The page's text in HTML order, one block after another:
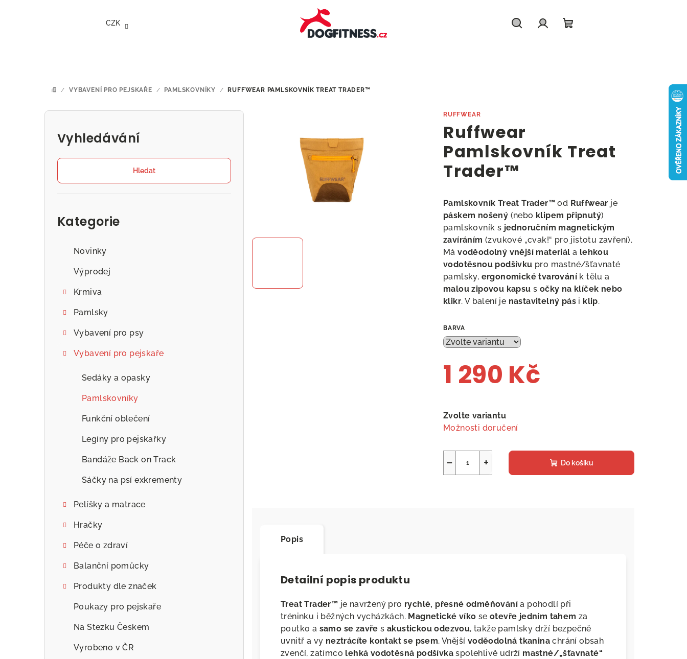
CZK
DOMŮ
/ VYBAVENÍ PRO PEJSKAŘE / PAMLSKOVNÍKY / RUFFWEAR PAMLSKOVNÍK TREAT TRADER™
P
Vyhledávání
Hledat
Kategorie
Novinky
Výprodej
Krmiva
Pamlsky
Vybavení pro psy
Vybavení pro pejskaře
Sedáky a opasky
Pamlskovníky
Funkční oblečení
Legíny pro pejskařky
Bandáže Back on Track
Sáčky na psí exkrementy
Pelíšky a matrace
Hračky
Péče o zdraví
Balanční pomůcky
Produkty dle značek
Poukazy pro pejskaře
Na Stezku Českem
Vyrobeno v ČR
RUFFWEAR
Ruffwear
Pamlskovník Treat
Trader™
Pamlskovník Treat Trader™ od Ruffwear je
páskem nošený (nebo klipem připnutý)
pamlskovník s jednoručním magnetickým
zavíráním (zvukové „cvak!“ pro jistotu zavření).
Mávoděodolný vnější materiál a lehkou
vodotěsnou podšívku pro mastné/šťavnaté
pamlsky, ergonomické tvarování k tělu a
malou zipovou kapsu s očky na klíček nebo
klikr. V balení je nastavitelný pás i klip.
BARVA
1 290 Kč
cena:
Zvolte variantu
Možnosti doručení
+
− Do košíku
Popis
Detailní popis produktu
Treat Trader™ je navržený pro rychlé, přesné odměňování a pohodlí při
tréninku i běžných vycházkách. Magnetické víko seotevře jedním tahem za
poutko a samo se zavře sakustickou odezvou, takže pamlsky drží bezpečně
uvnitř a vy neztrácíte kontakt se psem. Vnější voděodolná tkanina chrání obsah
zvenčí, zatímco lehká vodotěsná podšívka spolehlivě udrží mastné/„šťavnaté“